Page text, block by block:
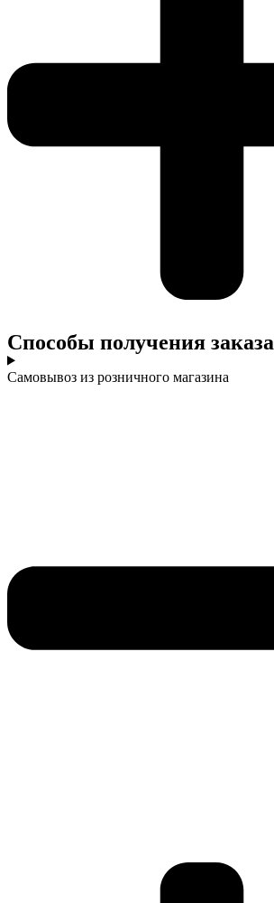
Cпособы получения заказа
Самовывоз из розничного магазина